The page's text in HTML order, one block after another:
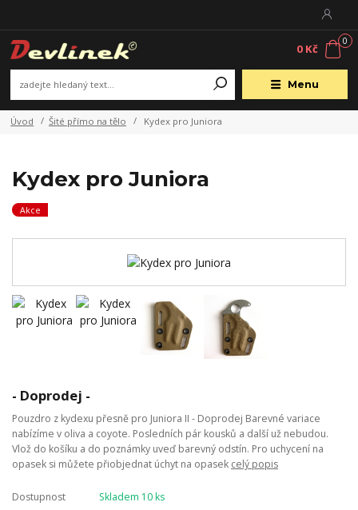
Menu
0
0 Kč
Úvod Šité přímo na tělo Kydex pro Juniora
Kydex pro Juniora
Akce
- Doprodej -
Pouzdro z kydexu přesně pro Juniora II - Doprodej Barevné variace
nabízíme v oliva a coyote. Posledních pár kousků a další už nebudou.
Vlož do košíku a do poznámky uveď barevný odstín. Pro uchycení na
opasek si můžete přiobjednat úchyt na opasek celý popis
Dostupnost Skladem 10 ks